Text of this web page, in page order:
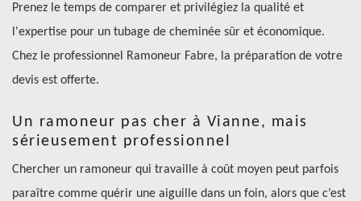
Prenez le temps de comparer et privilégiez la qualité et
l'expertise pour un tubage de cheminée sûr et économique.
Chez le professionnel Ramoneur Fabre, la préparation de votre
devis est offerte.
Un ramoneur pas cher à Vianne, mais
sérieusement professionnel
Chercher un ramoneur qui travaille à coût moyen peut parfois
paraître comme quérir une aiguille dans un foin, alors que c’est